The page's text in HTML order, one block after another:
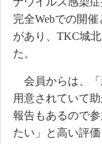
完全Webでの開
があり、TKC城
た。
会員からは、「
用意されていて
報告もあるので
たい」と高い評